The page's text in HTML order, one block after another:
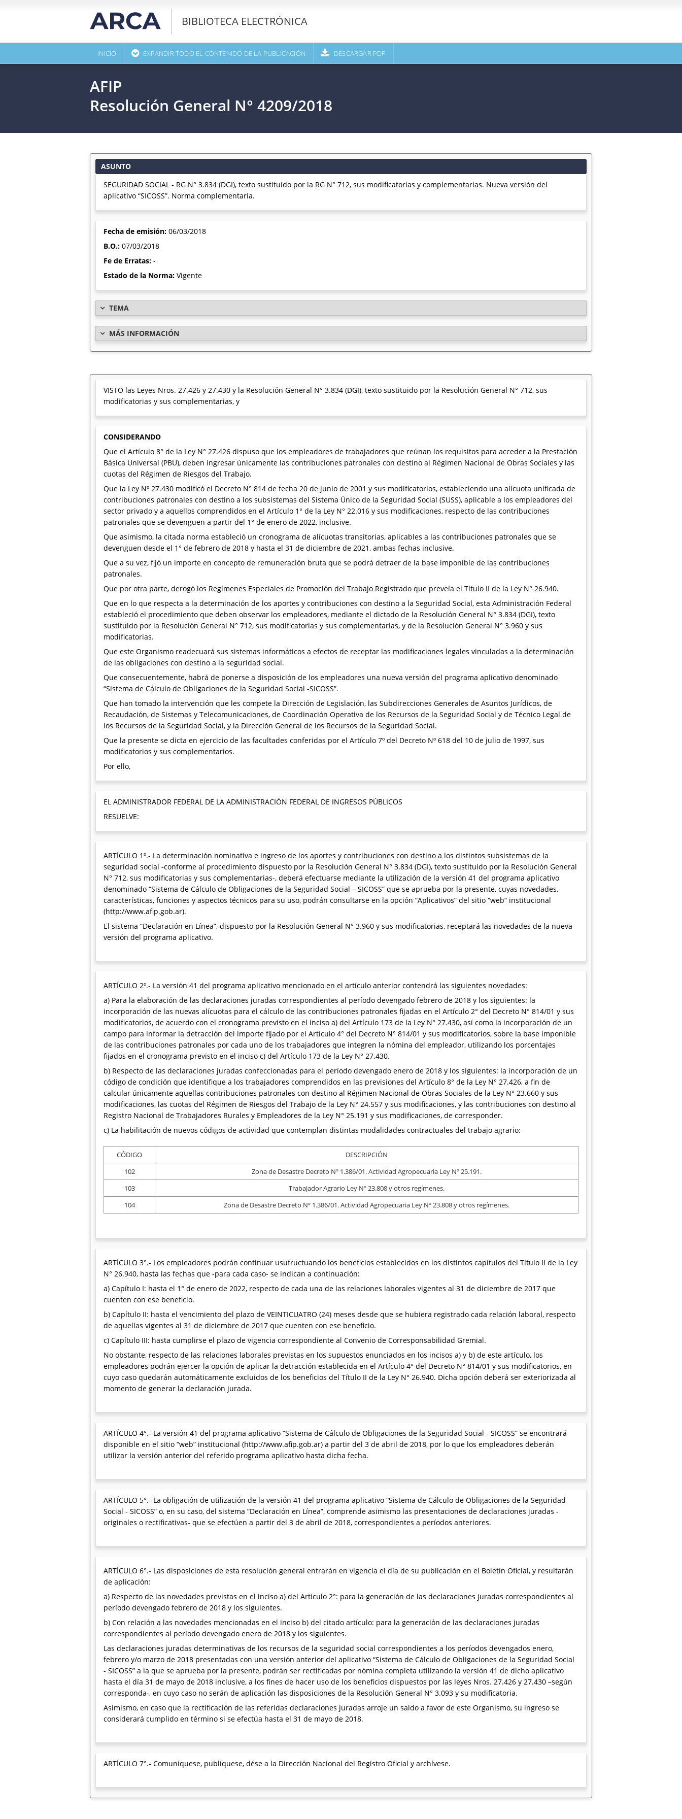
BIBLIOTECA ELECTRÓNICA
INICIO EXPANDIR TODO EL CONTENIDO DE LA PUBLICACIÓN DESCARGAR PDF
AFIP
Resolución General N° 4209/2018
ASUNTO
SEGURIDAD SOCIAL - RG N° 3.834 (DGI), texto sustituido por la RG N° 712, sus modificatorias y complementarias. Nueva versión del
aplicativo “SICOSS”. Norma complementaria.
Fecha de emisión: 06/03/2018
B.O.: 07/03/2018
Fe de Erratas: -
Estado de la Norma: Vigente
TEMA
MÁS INFORMACIÓN
VISTO las Leyes Nros. 27.426 y 27.430 y la Resolución General N° 3.834 (DGI), texto sustituido por la Resolución General N° 712, sus
modificatorias y sus complementarias, y
CONSIDERANDO
Que el Artículo 8° de la Ley N° 27.426 dispuso que los empleadores de trabajadores que reúnan los requisitos para acceder a la Prestación
Básica Universal (PBU), deben ingresar únicamente las contribuciones patronales con destino al Régimen Nacional de Obras Sociales y las
cuotas del Régimen de Riesgos del Trabajo.
Que la Ley Nº 27.430 modificó el Decreto N° 814 de fecha 20 de junio de 2001 y sus modificatorios, estableciendo una alícuota unificada de
contribuciones patronales con destino a los subsistemas del Sistema Único de la Seguridad Social (SUSS), aplicable a los empleadores del
sector privado y a aquellos comprendidos en el Artículo 1° de la Ley N° 22.016 y sus modificaciones, respecto de las contribuciones
patronales que se devenguen a partir del 1° de enero de 2022, inclusive.
Que asimismo, la citada norma estableció un cronograma de alícuotas transitorias, aplicables a las contribuciones patronales que se
devenguen desde el 1° de febrero de 2018 y hasta el 31 de diciembre de 2021, ambas fechas inclusive.
Que a su vez, fijó un importe en concepto de remuneración bruta que se podrá detraer de la base imponible de las contribuciones
patronales.
Que por otra parte, derogó los Regímenes Especiales de Promoción del Trabajo Registrado que preveía el Título II de la Ley N° 26.940.
Que en lo que respecta a la determinación de los aportes y contribuciones con destino a la Seguridad Social, esta Administración Federal
estableció el procedimiento que deben observar los empleadores, mediante el dictado de la Resolución General N° 3.834 (DGI), texto
sustituido por la Resolución General N° 712, sus modificatorias y sus complementarias, y de la Resolución General N° 3.960 y sus
modificatorias.
Que este Organismo readecuará sus sistemas informáticos a efectos de receptar las modificaciones legales vinculadas a la determinación
de las obligaciones con destino a la seguridad social.
Que consecuentemente, habrá de ponerse a disposición de los empleadores una nueva versión del programa aplicativo denominado
“Sistema de Cálculo de Obligaciones de la Seguridad Social -SICOSS”.
Que han tomado la intervención que les compete la Dirección de Legislación, las Subdirecciones Generales de Asuntos Jurídicos, de
Recaudación, de Sistemas y Telecomunicaciones, de Coordinación Operativa de los Recursos de la Seguridad Social y de Técnico Legal de
los Recursos de la Seguridad Social, y la Dirección General de los Recursos de la Seguridad Social.
Que la presente se dicta en ejercicio de las facultades conferidas por el Artículo 7º del Decreto Nº 618 del 10 de julio de 1997, sus
modificatorios y sus complementarios.
Por ello,
EL ADMINISTRADOR FEDERAL DE LA ADMINISTRACIÓN FEDERAL DE INGRESOS PÚBLICOS
RESUELVE:
ARTÍCULO 1º.- La determinación nominativa e ingreso de los aportes y contribuciones con destino a los distintos subsistemas de la
seguridad social -conforme al procedimiento dispuesto por la Resolución General N° 3.834 (DGI), texto sustituido por la Resolución General
N° 712, sus modificatorias y sus complementarias-, deberá efectuarse mediante la utilización de la versión 41 del programa aplicativo
denominado “Sistema de Cálculo de Obligaciones de la Seguridad Social – SICOSS” que se aprueba por la presente, cuyas novedades,
características, funciones y aspectos técnicos para su uso, podrán consultarse en la opción “Aplicativos” del sitio “web” institucional
(http://www.afip.gob.ar).
El sistema “Declaración en Línea”, dispuesto por la Resolución General N° 3.960 y sus modificatorias, receptará las novedades de la nueva
versión del programa aplicativo.
ARTÍCULO 2º.- La versión 41 del programa aplicativo mencionado en el artículo anterior contendrá las siguientes novedades:
a) Para la elaboración de las declaraciones juradas correspondientes al período devengado febrero de 2018 y los siguientes: la
incorporación de las nuevas alícuotas para el cálculo de las contribuciones patronales fijadas en el Artículo 2° del Decreto N° 814/01 y sus
modificatorios, de acuerdo con el cronograma previsto en el inciso a) del Artículo 173 de la Ley N° 27.430, así como la incorporación de un
campo para informar la detracción del importe fijado por el Artículo 4° del Decreto N° 814/01 y sus modificatorios, sobre la base imponible
de las contribuciones patronales por cada uno de los trabajadores que integren la nómina del empleador, utilizando los porcentajes
fijados en el cronograma previsto en el inciso c) del Artículo 173 de la Ley N° 27.430.
b) Respecto de las declaraciones juradas confeccionadas para el período devengado enero de 2018 y los siguientes: la incorporación de un
código de condición que identifique a los trabajadores comprendidos en las previsiones del Artículo 8° de la Ley N° 27.426, a fin de
calcular únicamente aquellas contribuciones patronales con destino al Régimen Nacional de Obras Sociales de la Ley N° 23.660 y sus
modificaciones, las cuotas del Régimen de Riesgos del Trabajo de la Ley N° 24.557 y sus modificaciones, y las contribuciones con destino al
Registro Nacional de Trabajadores Rurales y Empleadores de la Ley N° 25.191 y sus modificaciones, de corresponder.
c) La habilitación de nuevos códigos de actividad que contemplan distintas modalidades contractuales del trabajo agrario:
CÓDIGO
DESCRIPCIÓN
102
Zona de Desastre Decreto Nº 1.386/01. Actividad Agropecuaria Ley Nº 25.191.
103
Trabajador Agrario Ley Nº 23.808 y otros regímenes.
104
Zona de Desastre Decreto Nº 1.386/01. Actividad Agropecuaria Ley Nº 23.808 y otros regímenes.
ARTÍCULO 3°.- Los empleadores podrán continuar usufructuando los beneficios establecidos en los distintos capítulos del Título II de la Ley
N° 26.940, hasta las fechas que -para cada caso- se indican a continuación:
a) Capítulo I: hasta el 1° de enero de 2022, respecto de cada una de las relaciones laborales vigentes al 31 de diciembre de 2017 que
cuenten con ese beneficio.
b) Capítulo II: hasta el vencimiento del plazo de VEINTICUATRO (24) meses desde que se hubiera registrado cada relación laboral, respecto
de aquellas vigentes al 31 de diciembre de 2017 que cuenten con ese beneficio.
c) Capítulo III: hasta cumplirse el plazo de vigencia correspondiente al Convenio de Corresponsabilidad Gremial.
No obstante, respecto de las relaciones laborales previstas en los supuestos enunciados en los incisos a) y b) de este artículo, los
empleadores podrán ejercer la opción de aplicar la detracción establecida en el Artículo 4° del Decreto N° 814/01 y sus modificatorios, en
cuyo caso quedarán automáticamente excluidos de los beneficios del Título II de la Ley N° 26.940. Dicha opción deberá ser exteriorizada al
momento de generar la declaración jurada.
ARTÍCULO 4°.- La versión 41 del programa aplicativo “Sistema de Cálculo de Obligaciones de la Seguridad Social - SICOSS” se encontrará
disponible en el sitio “web” institucional (http://www.afip.gob.ar) a partir del 3 de abril de 2018, por lo que los empleadores deberán
utilizar la versión anterior del referido programa aplicativo hasta dicha fecha.
ARTÍCULO 5°.- La obligación de utilización de la versión 41 del programa aplicativo “Sistema de Cálculo de Obligaciones de la Seguridad
Social - SICOSS” o, en su caso, del sistema “Declaración en Línea”, comprende asimismo las presentaciones de declaraciones juradas -
originales o rectificativas- que se efectúen a partir del 3 de abril de 2018, correspondientes a períodos anteriores.
ARTÍCULO 6°.- Las disposiciones de esta resolución general entrarán en vigencia el día de su publicación en el Boletín Oficial, y resultarán
de aplicación:
a) Respecto de las novedades previstas en el inciso a) del Artículo 2°: para la generación de las declaraciones juradas correspondientes al
período devengado febrero de 2018 y los siguientes.
b) Con relación a las novedades mencionadas en el inciso b) del citado artículo: para la generación de las declaraciones juradas
correspondientes al período devengado enero de 2018 y los siguientes.
Las declaraciones juradas determinativas de los recursos de la seguridad social correspondientes a los períodos devengados enero,
febrero y/o marzo de 2018 presentadas con una versión anterior del aplicativo “Sistema de Cálculo de Obligaciones de la Seguridad Social
- SICOSS” a la que se aprueba por la presente, podrán ser rectificadas por nómina completa utilizando la versión 41 de dicho aplicativo
hasta el día 31 de mayo de 2018 inclusive, a los fines de hacer uso de los beneficios dispuestos por las leyes Nros. 27.426 y 27.430 –según
corresponda-, en cuyo caso no serán de aplicación las disposiciones de la Resolución General N° 3.093 y su modificatoria.
Asimismo, en caso que la rectificación de las referidas declaraciones juradas arroje un saldo a favor de este Organismo, su ingreso se
considerará cumplido en término si se efectúa hasta el 31 de mayo de 2018.
ARTÍCULO 7°.- Comuníquese, publíquese, dése a la Dirección Nacional del Registro Oficial y archívese.